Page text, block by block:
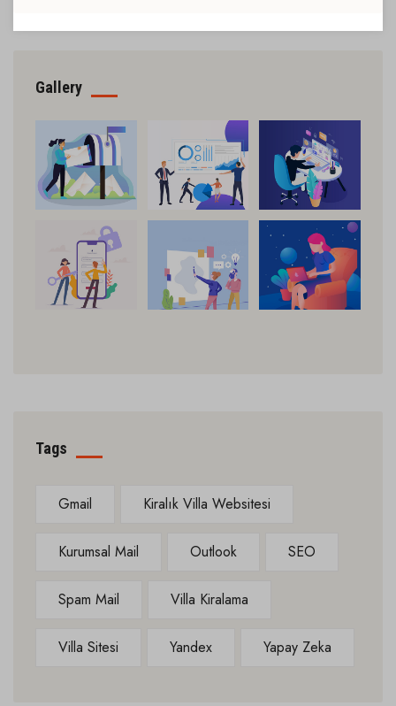
Gallery
Tags
Gmail Kiralık Villa Websitesi
Kurumsal Mail Outlook SEO
Spam Mail Villa Kiralama
Villa Sitesi Yandex Yapay Zeka